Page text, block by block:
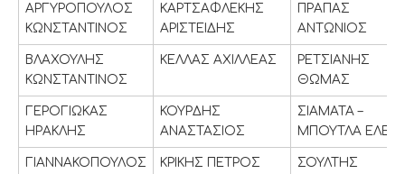
ΑΡΓΥΡΟΠΟΥΛΟΣ
ΚΩΝΣΤΑΝΤΙΝΟΣ
ΚΑΡΤΣΑΦΛΕΚΗΣ
ΑΡΙΣΤΕΙΔΗΣ
ΠΡΑΠΑΣ
ΑΝΤΩΝΙΟΣ
ΒΛΑΧΟΥΛΗΣ
ΚΩΝΣΤΑΝΤΙΝΟΣ
ΚΕΛΛΑΣ ΑΧΙΛΛΕΑΣ
ΡΕΤΣΙΑΝΗΣ
ΘΩΜΑΣ
ΓΕΡΟΓΙΩΚΑΣ
ΗΡΑΚΛΗΣ
ΚΟΥΡΔΗΣ
ΑΝΑΣΤΑΣΙΟΣ
ΣΙΑΜΑΤΑ –
ΜΠΟΥΤΛΑ
ΓΙΑΝΝΑΚΟΠΟΥΛΟΣ
ΚΡΙΚΗΣ ΠΕΤΡΟΣ
ΣΟΥΛΤΗΣ